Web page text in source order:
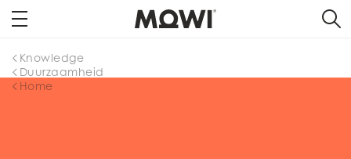
Home
Duurzaamheid
Knowledge